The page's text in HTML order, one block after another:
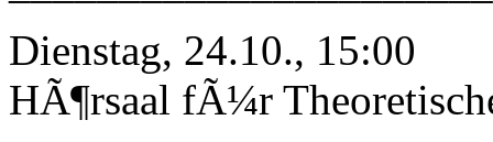
Dienstag, 24.10., 15:00
HÃ¶rsaal fÃ¼r